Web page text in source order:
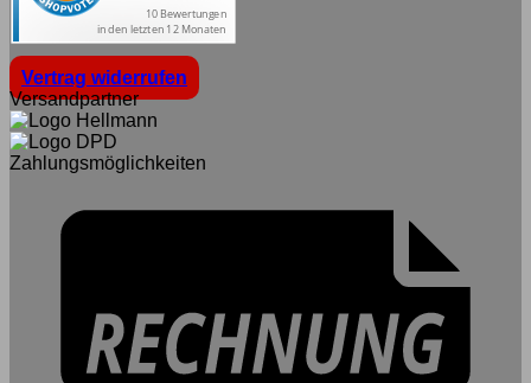
Vertrag widerrufen
Versandpartner
Zahlungsmöglichkeiten